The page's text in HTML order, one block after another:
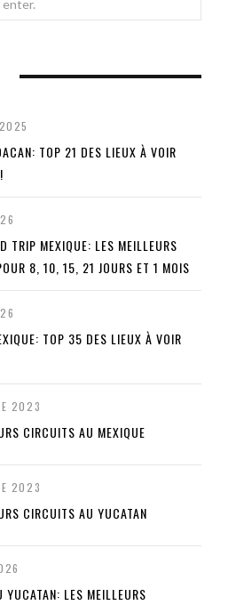
TOP 21 DES LIEUX À VOIR
TRIP MEXIQUE: LES MEILLEURS
8, 10, 15, 21 JOURS ET 1 MOIS
TOP 35 DES LIEUX À VOIR
2023
CIRCUITS AU MEXIQUE
2023
CIRCUITS AU YUCATAN
YUCATAN: LES MEILLEURS